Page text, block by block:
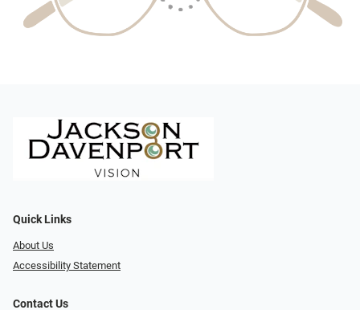
Quick Links
About Us
Accessibility Statement
Contact Us